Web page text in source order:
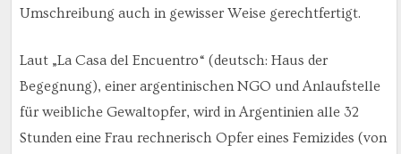
Umschreibung auch in gewisser Weise gerechtfertigt.
Laut „La Casa del Encuentro“ (deutsch: Haus der
Begegnung), einer argentinischen NGO und Anlaufstelle
für weibliche Gewaltopfer, wird in Argentinien alle 32
Stunden eine Frau rechnerisch Opfer eines Femizides (von